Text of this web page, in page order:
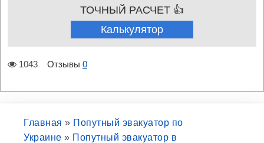
ТОЧНЫЙ РАСЧЕТ 👍
Калькулятор
1043 Отзывы 0
Главная » Попутный эвакуатор по
Украине » Попутный эвакуатор в